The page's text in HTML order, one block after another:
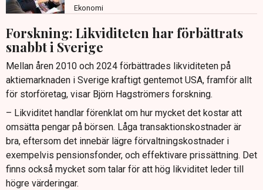
Ekonomi
Forskning: Likviditeten har förbättrats
snabbt i Sverige
Mellan åren 2010 och 2024 förbättrades likviditeten på
aktiemarknaden i Sverige kraftigt gentemot USA, framför allt
för storföretag, visar Björn Hagströmers forskning.
– Likviditet handlar förenklat om hur mycket det kostar att
omsätta pengar på börsen. Låga transaktionskostnader är
bra, eftersom det innebär lägre förvaltningskostnader i
exempelvis pensionsfonder, och effektivare prissättning. Det
finns också mycket som talar för att hög likviditet leder till
högre värderingar.